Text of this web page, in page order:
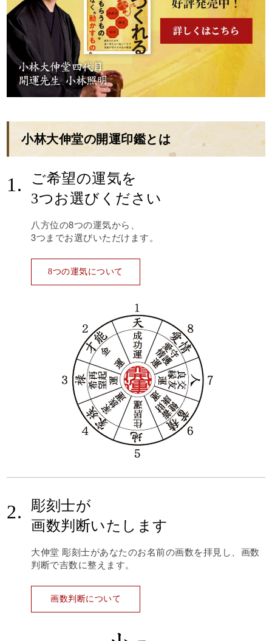
小林大伸堂の開運印鑑とは
1.
ご希望の運気を
3つお選びください
八方位の8つの運気から、
3つまでお選びいただけます。
8つの運気について
2.
彫刻士が
画数判断いたします
大伸堂 彫刻士があなたのお名前の画数を拝見し、画数
判断で吉数に整えます。
画数判断について